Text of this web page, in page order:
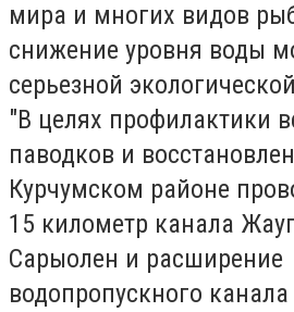
мира и многих видов
снижение уровня воды
серьезной
"В целях профилактики
паводков и
Курчумском районе
15 километр канала
Сарыолен и расширение
водопропускного канала